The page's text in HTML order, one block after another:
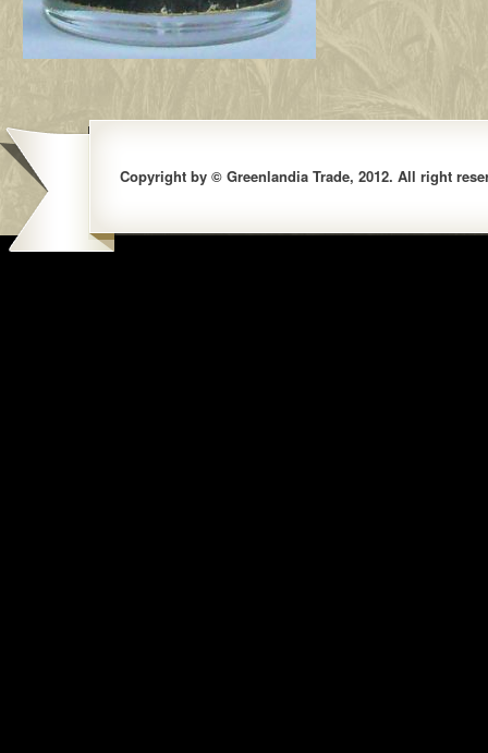
Copyright by © Greenlandia Trade, 2012. All right